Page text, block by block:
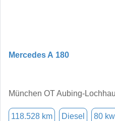
Mercedes A 180
München OT Aubing-
118.528 km Diesel 80